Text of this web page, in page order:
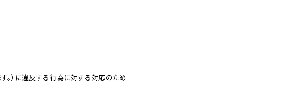
す。）に違反する行為に対する対応のため